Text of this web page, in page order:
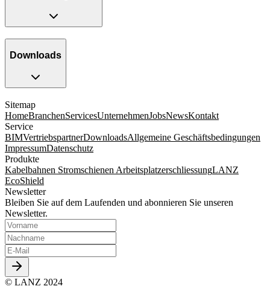
Downloads
Sitemap
HomeBranchenServicesUnternehmenJobsNewsKontakt
Service
BIMVertriebspartnerDownloadsAllgemeine Geschäftsbedingungen
ImpressumDatenschutz
Produkte
Kabelbahnen Stromschienen ArbeitsplatzerschliessungLANZ
EcoShield
Newsletter
Bleiben Sie auf dem Laufenden und abonnieren Sie unseren
Newsletter.
© LANZ 2024